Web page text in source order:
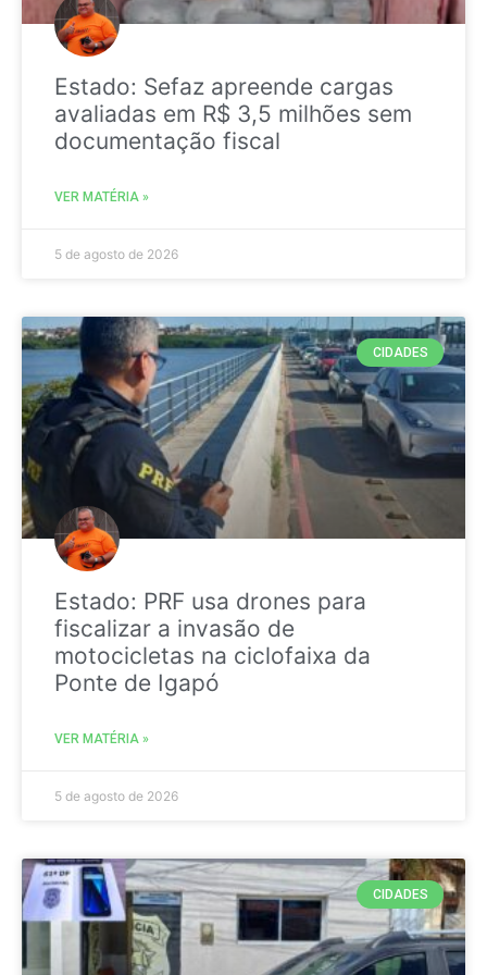
Estado: Sefaz apreende cargas
avaliadas em R$ 3,5 milhões sem
documentação fiscal
VER MATÉRIA »
5 de agosto de 2026
CIDADES
Estado: PRF usa drones para
fiscalizar a invasão de
motocicletas na ciclofaixa da
Ponte de Igapó
VER MATÉRIA »
5 de agosto de 2026
CIDADES